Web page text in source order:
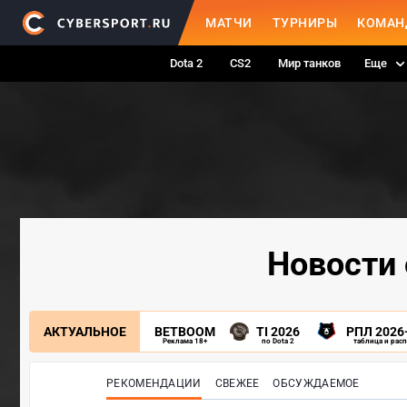
МАТЧИ ТУРНИРЫ
Dota 2 CS2 Мир танков Еще
Новости
АКТУАЛЬНОЕ BETBOOM
Реклама 18+
TI 2026
по Dota 2
РПЛ
таблица и
РЕКОМЕНДАЦИИ СВЕЖЕЕ ОБСУЖДАЕМОЕ